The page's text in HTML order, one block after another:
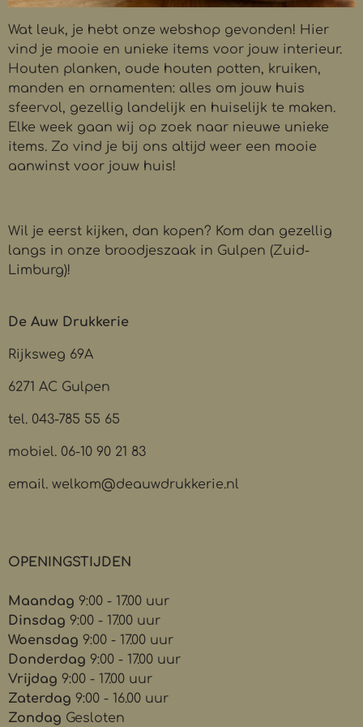
Wat leuk, je hebt onze webshop gevonden! Hier
vind je mooie en unieke items voor jouw interieur.
Houten planken, oude houten potten, kruiken,
manden en ornamenten: alles om jouw huis
sfeervol, gezellig landelijk en huiselijk te maken.
Elke week gaan wij op zoek naar nieuwe unieke
items. Zo vind je bij ons altijd weer een mooie
aanwinst voor jouw huis!
Wil je eerst kijken, dan kopen? Kom dan gezellig
langs in onze broodjeszaak in Gulpen (Zuid-
Limburg)!
De Auw Drukkerie
Rijksweg 69A
6271 AC Gulpen
tel. 043-785 55 65
mobiel. 06-10 90 21 83
email. welkom@deauwdrukkerie.nl
OPENINGSTIJDEN
Maandag 9:00 - 17.00 uur
Dinsdag 9:00 - 17.00 uur
Woensdag 9:00 - 17.00 uur
Donderdag 9:00 - 17.00 uur
Vrijdag 9:00 - 17.00 uur
Zaterdag 9:00 - 16.00 uur
Zondag Gesloten